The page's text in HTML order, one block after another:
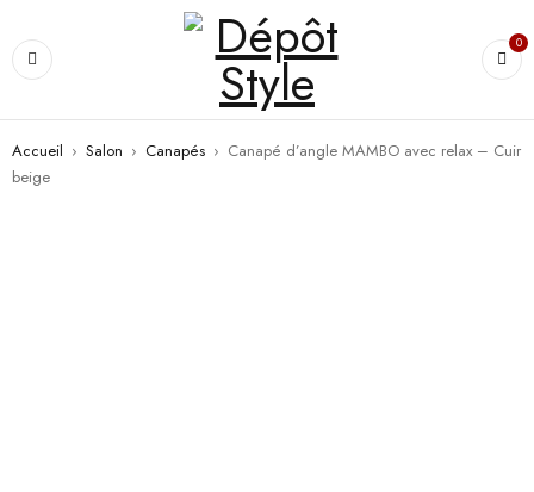
0
Accueil › Salon › Canapés › Canapé d’angle MAMBO avec relax – Cuir
beige